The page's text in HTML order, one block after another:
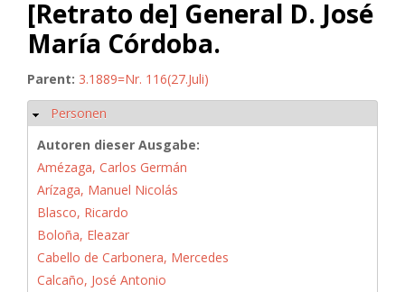
[Retrato de] General D. José
María Córdoba.
Parent: 3.1889=Nr. 116(27.Juli)
Hide
Personen
Autoren dieser Ausgabe:
Amézaga, Carlos Germán
Arízaga, Manuel Nicolás
Blasco, Ricardo
Boloña, Eleazar
Cabello de Carbonera, Mercedes
Calcaño, José Antonio